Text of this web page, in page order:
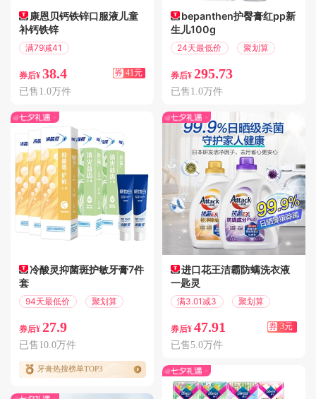
康恩贝钙铁锌口服液儿童
补钙铁锌
满79减41
券后¥ 38.4 券 41元
已售1.0万件
冷酸灵抑菌斑护敏牙膏7件
套
94天最低价 聚划算
券后¥ 27.9
已售10.0万件
牙膏热搜榜单TOP3
bepanthen护臀膏红pp新
生儿100g
24天最低价 聚划算
券后¥ 295.73
已售1.0万件
进口花王洁霸防螨洗衣液
一匙灵
满3.01减3 聚划算
券后¥ 47.91 券 3元
已售5.0万件